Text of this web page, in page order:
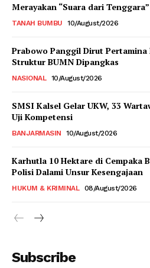
Merayakan “Suara dari Tenggara”
TANAH BUMBU 10/August/2026
Prabowo Panggil Dirut
Struktur BUMN Dipangkas
NASIONAL 10/August/2026
SMSI Kalsel Gelar UKW, 33
Uji Kompetensi
BANJARMASIN 10/August/2026
Karhutla 10 Hektare di Cempaka
Polisi Dalami Unsur Kesengajaan
HUKUM & KRIMINAL 08/August/2026
Subscribe